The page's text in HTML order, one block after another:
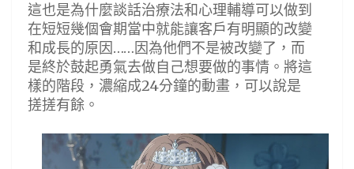
這也是為什麼談話治療法和心理輔導可以做到
在短短幾個會期當中就能讓客戶有明顯的改變
和成長的原因……因為他們不是被改變了，而
是終於鼓起勇氣去做自己想要做的事情。將這
樣的階段，濃縮成24分鐘的動畫，可以說是
搓搓有餘。